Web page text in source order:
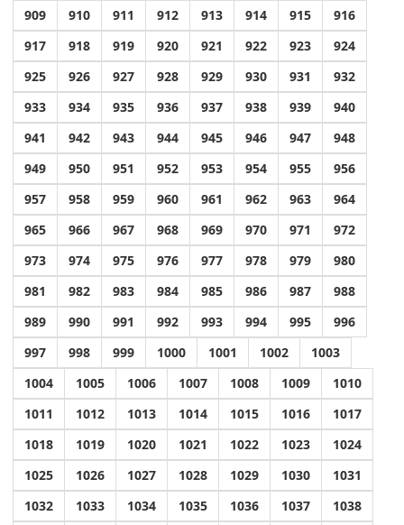
909 910 911 912 913 914 915
916
917
918 919 920 921 922 923
924
925
926 927 928 929 930 931
932
933
934 935 936 937 938 939
940
941
942 943 944 945 946 947
948
949
950 951 952 953 954 955
956
957
958 959 960 961 962 963
964
965
966 967 968 969 970 971
972
973
974 975 976 977 978 979
980
981
982 983 984 985 986 987
988
989
990 991 992 993 994 995
996
997
998 999 1000 1001 1002
1003
1004
1005 1006 1007 1008 1009
1010
1011
1012 1013 1014 1015 1016
1017
1018
1019 1020 1021 1022 1023
1024
1025
1026 1027 1028 1029 1030
1031
1032
1033 1034 1035 1036 1037
1038